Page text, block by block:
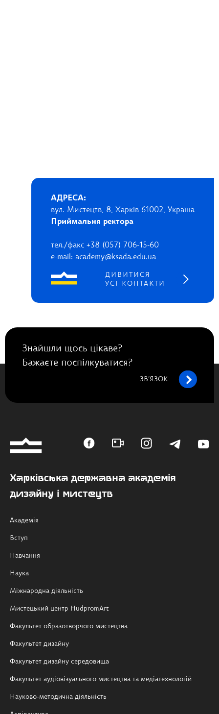
АДРЕСА:
вул. Мистецтв, 8, Харків 61002, Україна
Приймальня ректора
тел./факс +38 (057) 706-15-60
e-mail: academy@ksada.edu.ua
ДИВИТИСЯ
УСІ КОНТАКТИ
Знайшли щось цікаве?
Бажаєте поспілкуватися?
ЗВ’ЯЗОК
Харківська державна академія
дизайну і мистецтв
Академія
Вступ
Навчання
Наука
Міжнародна діяльність
Мистецький центр HudpromArt
Факультет образотворчого мистецтва
Факультет дизайну
Факультет дизайну середовища
Факультет аудіовізуального мистецтва та медіатехнологій
Науково-методична діяльність